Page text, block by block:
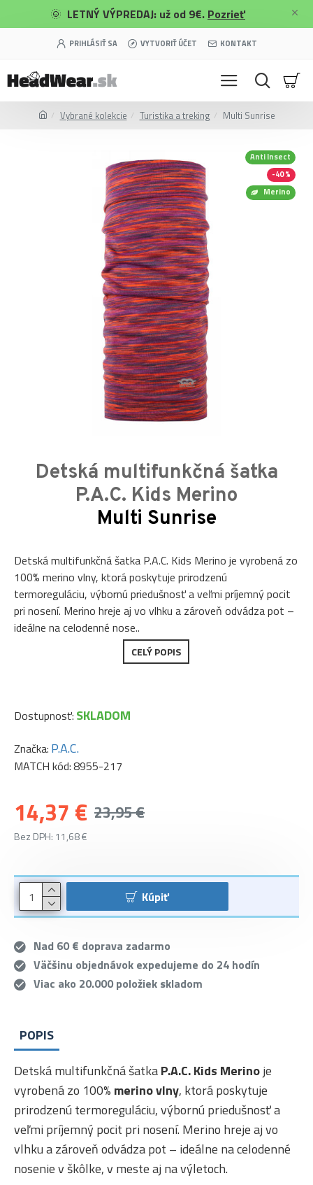
🌞 LETNÝ VÝPREDAJ: už od 9€. Pozrieť
PRIHLÁSIŤ SA VYTVORIŤ ÚČET KONTAKT
Vybrané kolekcie Turistika a treking Multi Sunrise
Merino
Anti Insect
-40 %
Detská multifunkčná šatka
P.A.C. Kids Merino
Multi Sunrise
Detská multifunkčná šatka P.A.C. Kids Merino je vyrobená zo
100% merino vlny, ktorá poskytuje prirodzenú
termoreguláciu, výbornú priedušnosť a veľmi príjemný pocit
pri nosení. Merino hreje aj vo vlhku a zároveň odvádza pot –
ideálne na celodenné nose..
CELÝ POPIS
14,37 € 23,95 €
Bez DPH: 11,68 €
Dostupnosť: SKLADOM
Značka: P.A.C.
MATCH kód:8955-217
Kúpiť
Nad 60 € doprava zadarmo
Väčšinu objednávok expedujeme do 24 hodín
Viac ako 20.000 položiek skladom
POPIS
Detská multifunkčná šatkaP.A.C. Kids Merinoje
vyrobená zo 100% merino vlny, ktorá poskytuje
prirodzenú termoreguláciu, výbornú priedušnosť a
veľmi príjemný pocit pri nosení. Merino hreje aj vo
vlhku a zároveň odvádza pot – ideálne na celodenné
nosenie v škôlke, v meste aj na výletoch.